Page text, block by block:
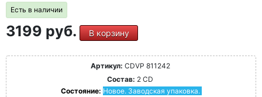
Есть в наличии
3199 руб. В корзину
Артикул: CDVP 811242
Состав: 2 CD
Состояние: Новое. Заводская упаковка.